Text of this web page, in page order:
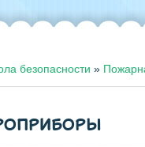
безопасности »